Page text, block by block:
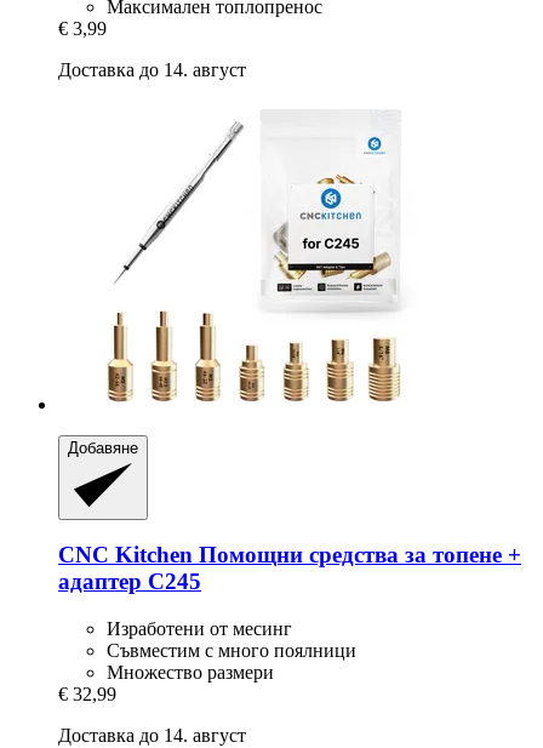
Максимален топлопренос
€ 3,99
Доставка до 14. август
Добавяне
CNC Kitchen Помощни средства за топене +
адаптер C245
Изработени от месинг
Съвместим с много поялници
Множество размери
€ 32,99
Доставка до 14. август